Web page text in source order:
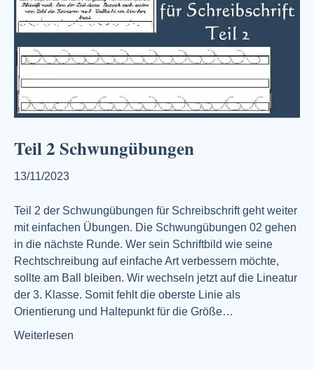
Teil 2 Schwungübungen
13/11/2023
Teil 2 der Schwungübungen für Schreibschrift geht weiter
mit einfachen Übungen. Die Schwungübungen 02 gehen
in die nächste Runde. Wer sein Schriftbild wie seine
Rechtschreibung auf einfache Art verbessern möchte,
sollte am Ball bleiben. Wir wechseln jetzt auf die Lineatur
der 3. Klasse. Somit fehlt die oberste Linie als
Orientierung und Haltepunkt für die Größe…
Weiterlesen